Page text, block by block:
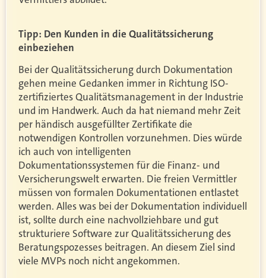
Tipp: Den Kunden in die Qualitätssicherung
einbeziehen
Bei der Qualitätssicherung durch Dokumentation
gehen meine Gedanken immer in Richtung ISO-
zertifiziertes Qualitätsmanagement in der Industrie
und im Handwerk. Auch da hat niemand mehr Zeit
per händisch ausgefüllter Zertifikate die
notwendigen Kontrollen vorzunehmen. Dies würde
ich auch von intelligenten
Dokumentationssystemen für die Finanz- und
Versicherungswelt erwarten. Die freien Vermittler
müssen von formalen Dokumentationen entlastet
werden. Alles was bei der Dokumentation individuell
ist, sollte durch eine nachvollziehbare und gut
strukturiere Software zur Qualitätssicherung des
Beratungspozesses beitragen. An diesem Ziel sind
viele MVPs noch nicht angekommen.